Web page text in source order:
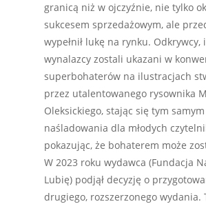
granicą niż w ojczyźnie, nie tylko
sukcesem sprzedażowym, ale
wypełnił lukę na rynku.
wynalazcy zostali ukazani w
superbohaterów na ilustracjach
przez utalentowanego rysownika
Oleksickiego, stając się tym
naśladowania dla młodych
pokazując, że bohaterem może
W 2023 roku wydawca (Fundacja
Lubię) podjął decyzję o
drugiego, rozszerzonego wydania.